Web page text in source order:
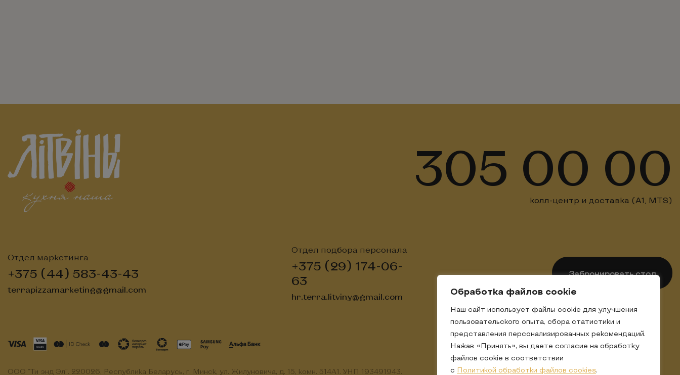
305 00 00
колл-центр и доставка (А1, MTS)
Отдел маркетинга
+375 (44) 583-43-43
terrapizzamarketing@gmail.com
Отдел подбора персонала
+375 (29) 174-06-
63
hr.terra.litviny@gmail.com
Забронировать стол
ООО "Ти энд Эл". 220026, Республика Беларусь, г. Минск, ул. Жилуновича, д. 15, комн. 514А1. УНП 193491943.
Обработка файлов cookie
Наш сайт использует файлы cookie для улучшения
пользовательского опыта, сбора статистики и
представления персонализированных рекомендаций.
Нажав «Принять», вы даете согласие на обработку
файлов cookie в соответствии
с Политикой обработки файлов cookies.